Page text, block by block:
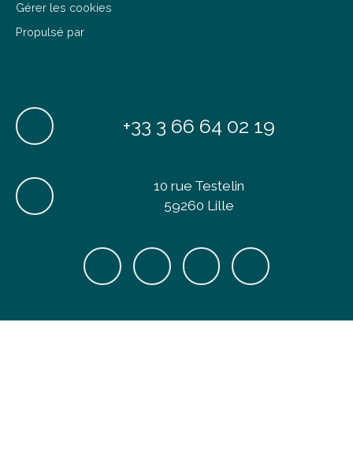
Gérer les cookies
Propulsé par
+33 3 66 64 02 19
10 rue Testelin
59260 Lille